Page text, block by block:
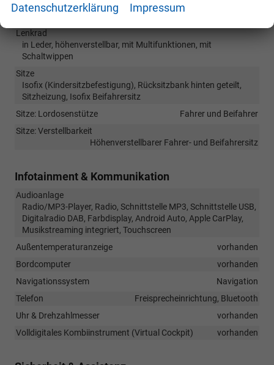
Lenkrad
in Leder, höhenverstellbar, mit Multifunktionen, mit
Schaltwippen
Sitze
Isofix (Kindersitzbefestigung), Rücksitzbank hinten geteilt,
Sitzheizung, Isofix Beifahrersitz
Sitze: Lordosenstütze
Fahrer und Beifahrer
Sitze: Verstellbarkeit
Höhenverstellbarer Fahrer- und Beifahrersitz
Infotainment & Kommunikation
Audioanlage
Radio/MP3-Player, Radio, Schnittstelle MP3, Schnittstelle USB,
Digitalradio DAB, Farbdisplay, Android Auto, Apple CarPlay,
Musikstreaming integriert, Touchscreen
Außentemperaturanzeige
vorhanden
Bordcomputer
vorhanden
Navigationssystem
Navigation
Telefon
Freisprecheinrichtung, Bluetooth
Uhr & Drehzahlmesser
vorhanden
Volldigitales Kombiinstrument (Virtual Cockpit)
vorhanden
Datenschutzerklärung Impressum